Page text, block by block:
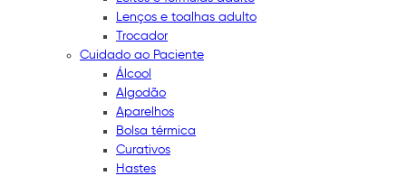
Lenços e toalhas adulto
Trocador
Cuidado ao Paciente
Álcool
Algodão
Aparelhos
Bolsa térmica
Curativos
Hastes